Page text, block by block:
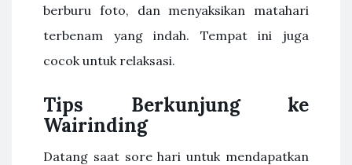
berburu foto, dan menyaksikan matahari
terbenam yang indah. Tempat ini juga
cocok untuk relaksasi.
Tips Berkunjung ke
Wairinding
Datang saat sore hari untuk mendapatkan